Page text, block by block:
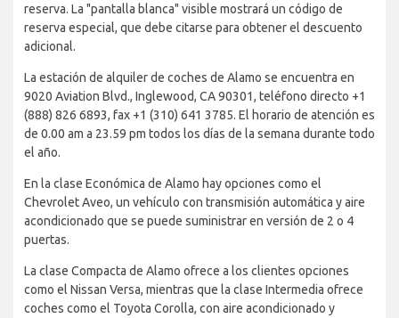
reserva. La "pantalla blanca" visible mostrará un código de
reserva especial, que debe citarse para obtener el descuento
adicional.
La estación de alquiler de coches de Alamo se encuentra en
9020 Aviation Blvd., Inglewood, CA 90301, teléfono directo +1
(888) 826 6893, fax +1 (310) 641 3785. El horario de atención es
de 0.00 am a 23.59 pm todos los días de la semana durante todo
el año.
En la clase Económica de Alamo hay opciones como el
Chevrolet Aveo, un vehículo con transmisión automática y aire
acondicionado que se puede suministrar en versión de 2 o 4
puertas.
La clase Compacta de Alamo ofrece a los clientes opciones
como el Nissan Versa, mientras que la clase Intermedia ofrece
coches como el Toyota Corolla, con aire acondicionado y